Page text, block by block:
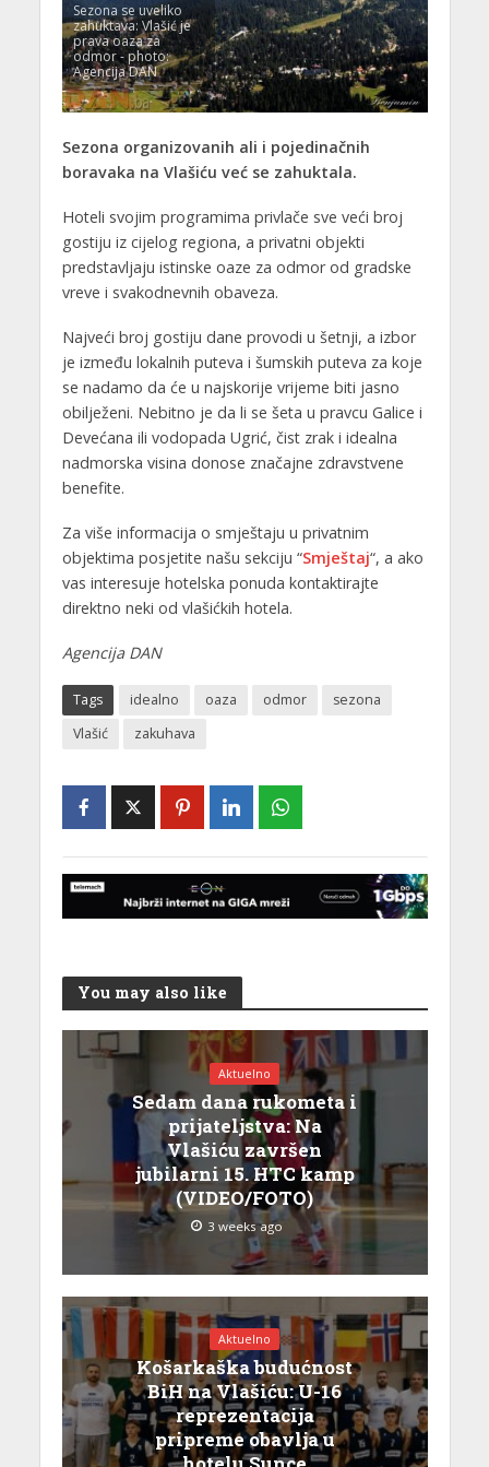
Sezona se uveliko
zahuktava: Vlašić je
prava oaza za
odmor - photo:
Agencija DAN
Sezona organizovanih ali i pojedinačnih
boravaka na Vlašiću već se zahuktala.
Hoteli svojim programima privlače sve veći broj
gostiju iz cijelog regiona, a privatni objekti
predstavljaju istinske oaze za odmor od gradske
vreve i svakodnevnih obaveza.
Najveći broj gostiju dane provodi u šetnji, a izbor
je između lokalnih puteva i šumskih puteva za koje
se nadamo da će u najskorije vrijeme biti jasno
obilježeni. Nebitno je da li se šeta u pravcu Galice i
Devećana ili vodopada Ugrić, čist zrak i idealna
nadmorska visina donose značajne zdravstvene
benefite.
Za više informacija o smještaju u privatnim
objektima posjetite našu sekciju “Smještaj“, a ako
vas interesuje hotelska ponuda kontaktirajte
direktno neki od vlašićkih hotela.
Agencija DAN
Tags idealno oaza odmor
sezona
Vlašić
zakuhava
You may also like
Aktuelno
Sedam dana rukometa i
prijateljstva: Na
Vlašiću završen
jubilarni 15. HTC kamp
(VIDEO/FOTO)
3 weeks ago
Aktuelno
Košarkaška budućnost
BiH na Vlašiću: U-16
reprezentacija
pripreme obavlja u